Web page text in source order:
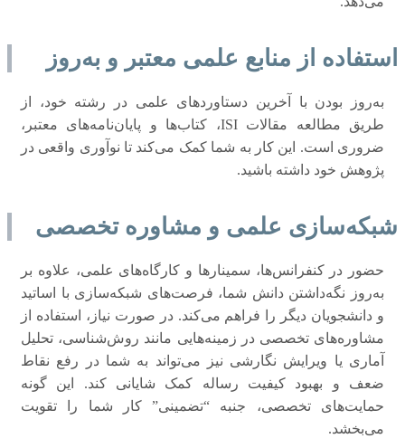
استفاده از منابع علمی معتبر و به‌روز
به‌روز بودن با آخرین دستاوردهای علمی در رشته خود، از
طریق مطالعه مقالات ISI، کتاب‌ها و پایان‌نامه‌های معتبر،
ضروری است. این کار به شما کمک می‌کند تا نوآوری واقعی در
پژوهش خود داشته باشید.
شبکه‌سازی علمی و مشاوره تخصصی
حضور در کنفرانس‌ها، سمینارها و کارگاه‌های علمی، علاوه بر
به‌روز نگه‌داشتن دانش شما، فرصت‌های شبکه‌سازی با اساتید
و دانشجویان دیگر را فراهم می‌کند. در صورت نیاز، استفاده از
مشاوره‌های تخصصی در زمینه‌هایی مانند روش‌شناسی، تحلیل
آماری یا ویرایش نگارشی نیز می‌تواند به شما در رفع نقاط
ضعف و بهبود کیفیت رساله کمک شایانی کند. این گونه
حمایت‌های تخصصی، جنبه “تضمینی” کار شما را تقویت
می‌بخشد.